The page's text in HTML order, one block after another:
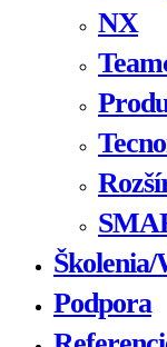
NX
Podpora